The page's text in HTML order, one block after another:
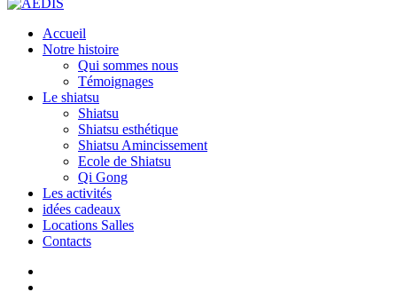
Accueil
Notre histoire
Qui sommes nous
Témoignages
Le shiatsu
Shiatsu
Shiatsu esthétique
Shiatsu Amincissement
Ecole de Shiatsu
Qi Gong
Les activités
idées cadeaux
Locations Salles
Contacts